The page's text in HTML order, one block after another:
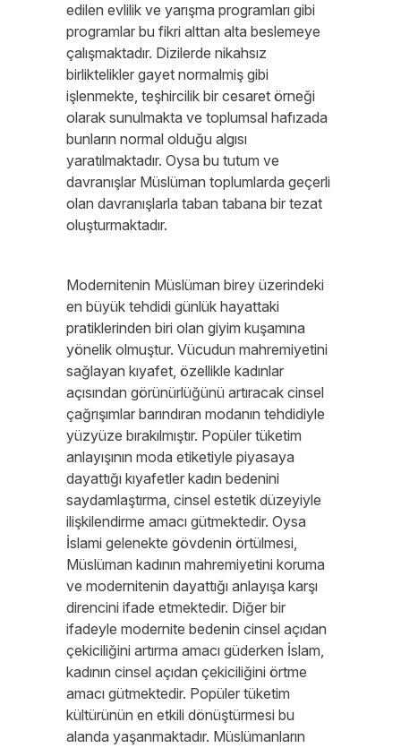
edilen evlilik ve yarışma programları gibi
programlar bu fikri alttan alta beslemeye
çalışmaktadır. Dizilerde nikahsız
birliktelikler gayet normalmiş gibi
işlenmekte, teşhircilik bir cesaret örneği
olarak sunulmakta ve toplumsal hafızada
bunların normal olduğu algısı
yaratılmaktadır. Oysa bu tutum ve
davranışlar Müslüman toplumlarda geçerli
olan davranışlarla taban tabana bir tezat
oluşturmaktadır.
Modernitenin Müslüman birey üzerindeki
en büyük tehdidi günlük hayattaki
pratiklerinden biri olan giyim kuşamına
yönelik olmuştur. Vücudun mahremiyetini
sağlayan kıyafet, özellikle kadınlar
açısından görünürlüğünü artıracak cinsel
çağrışımlar barındıran modanın tehdidiyle
yüzyüze bırakılmıştır. Popüler tüketim
anlayışının moda etiketiyle piyasaya
dayattığı kıyafetler kadın bedenini
saydamlaştırma, cinsel estetik düzeyiyle
ilişkilendirme amacı gütmektedir. Oysa
İslami gelenekte gövdenin örtülmesi,
Müslüman kadının mahremiyetini koruma
ve modernitenin dayattığı anlayışa karşı
direncini ifade etmektedir. Diğer bir
ifadeyle modernite bedenin cinsel açıdan
çekiciliğini artırma amacı güderken İslam,
kadının cinsel açıdan çekiciliğini örtme
amacı gütmektedir. Popüler tüketim
kültürünün en etkili dönüştürmesi bu
alanda yaşanmaktadır. Müslümanların